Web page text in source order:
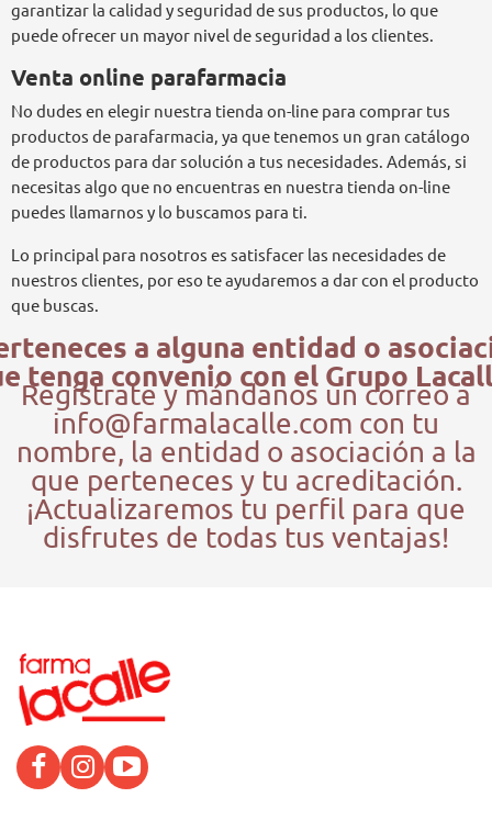
garantizar la calidad y seguridad de sus productos, lo que
puede ofrecer un mayor nivel de seguridad a los clientes.
Venta online parafarmacia
No dudes en elegir nuestra tienda on-line para comprar tus
productos de parafarmacia, ya que tenemos un gran catálogo
de productos para dar solución a tus necesidades. Además, si
necesitas algo que no encuentras en nuestra tienda on-line
puedes llamarnos y lo buscamos para ti.
Lo principal para nosotros es satisfacer las necesidades de
nuestros clientes, por eso te ayudaremos a dar con el producto
que buscas.
a alguna entidad o
tenga convenio con el Grupo
Regístrate y mándanos un correo a
info@farmalacalle.com con tu
nombre, la entidad o asociación a la
que perteneces y tu acreditación.
¡Actualizaremos tu perfil para que
disfrutes de todas tus ventajas!